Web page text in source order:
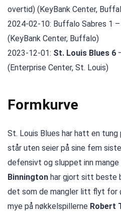
overtid) (KeyBank Center,
2024-02-10: Buffalo Sabres 1 –
(KeyBank Center, Buffalo)
2023-12-01: St. Louis Blues 6
(Enterprise Center, St. Louis)
Formkurve
St. Louis Blues har hatt en
står uten seier på sine fem
defensivt og sluppet inn
Binnington har gjort sitt beste
det som de mangler litt flyt for
mye på nøkkelspillerne Robert